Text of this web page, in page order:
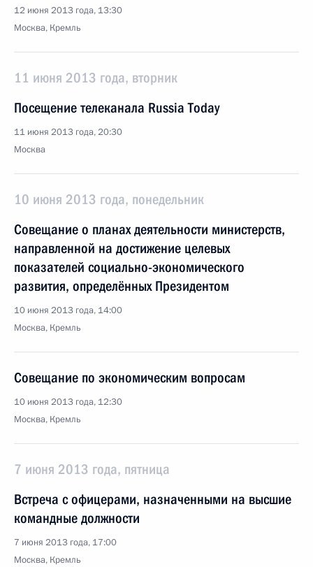
12 июня 2013 года, 13:30
Москва, Кремль
11 июня 2013 года, вторник
Посещение телеканала Russia Today
11 июня 2013 года, 20:30
Москва
10 июня 2013 года, понедельник
Совещание о планах деятельности министерств,
направленной на достижение целевых
показателей социально-экономического
развития, определённых Президентом
10 июня 2013 года, 14:00
Москва, Кремль
Совещание по экономическим вопросам
10 июня 2013 года, 12:30
Москва, Кремль
7 июня 2013 года, пятница
Встреча с офицерами, назначенными на высшие
командные должности
7 июня 2013 года, 17:00
Москва, Кремль